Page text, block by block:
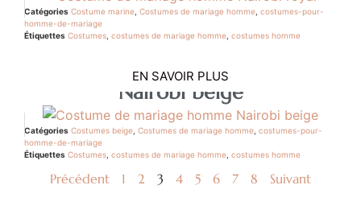
Catégories Costume marine Costumes de mariage homme costumes-pour-
homme-de-mariage
Étiquettes Costumes costumes de mariage homme costumes homme
Nairobi beige
EN SAVOIR PLUS
Catégories Costumes beige Costumes de mariage homme costumes-pour-
homme-de-mariage
Étiquettes Costumes costumes de mariage homme costumes homme
Précédent 1 2 3 4 5 6 7 8 Suivant